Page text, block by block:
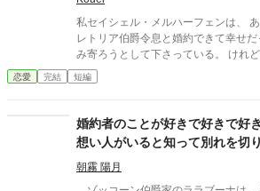
私セイシェル・メルハーフェンは、
レトリア伯爵令息と婚約できて幸せだった。 ルパート様
み寄ろうとして下さっている。 けれ
ート様の本音を。 『我慢するしかない』 『彼女といると疲れる』
私はルパート様に嫌われていたの？
は、他投稿サイトにも公開しています
恋愛 完結 短編
婚約者のことが好きで好きで好
想い人がいると知って別れを切
本当に好きだったのは私なんで
朝霧 陽月